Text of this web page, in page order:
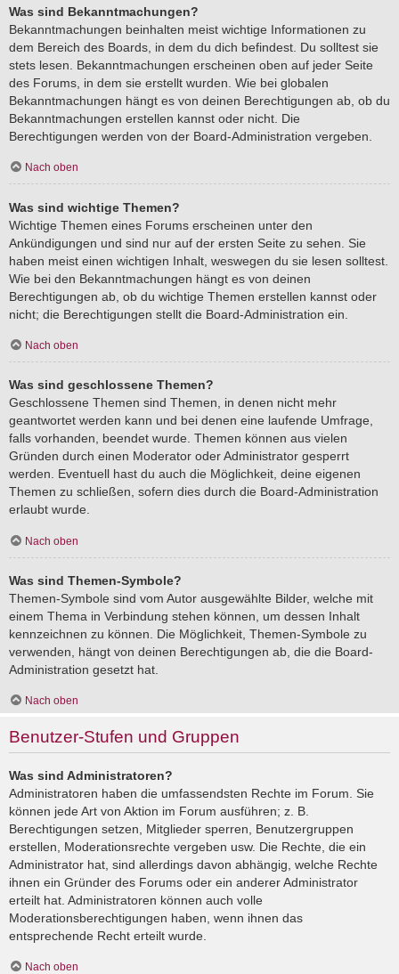
Was sind Bekanntmachungen?
Bekanntmachungen beinhalten meist wichtige Informationen zu
dem Bereich des Boards, in dem du dich befindest. Du solltest sie
stets lesen. Bekanntmachungen erscheinen oben auf jeder Seite
des Forums, in dem sie erstellt wurden. Wie bei globalen
Bekanntmachungen hängt es von deinen Berechtigungen ab, ob du
Bekanntmachungen erstellen kannst oder nicht. Die
Berechtigungen werden von der Board-Administration vergeben.
Nach oben
Was sind wichtige Themen?
Wichtige Themen eines Forums erscheinen unter den
Ankündigungen und sind nur auf der ersten Seite zu sehen. Sie
haben meist einen wichtigen Inhalt, weswegen du sie lesen solltest.
Wie bei den Bekanntmachungen hängt es von deinen
Berechtigungen ab, ob du wichtige Themen erstellen kannst oder
nicht; die Berechtigungen stellt die Board-Administration ein.
Nach oben
Was sind geschlossene Themen?
Geschlossene Themen sind Themen, in denen nicht mehr
geantwortet werden kann und bei denen eine laufende Umfrage,
falls vorhanden, beendet wurde. Themen können aus vielen
Gründen durch einen Moderator oder Administrator gesperrt
werden. Eventuell hast du auch die Möglichkeit, deine eigenen
Themen zu schließen, sofern dies durch die Board-Administration
erlaubt wurde.
Nach oben
Was sind Themen-Symbole?
Themen-Symbole sind vom Autor ausgewählte Bilder, welche mit
einem Thema in Verbindung stehen können, um dessen Inhalt
kennzeichnen zu können. Die Möglichkeit, Themen-Symbole zu
verwenden, hängt von deinen Berechtigungen ab, die die Board-
Administration gesetzt hat.
Nach oben
Benutzer-Stufen und Gruppen
Was sind Administratoren?
Administratoren haben die umfassendsten Rechte im Forum. Sie
können jede Art von Aktion im Forum ausführen; z. B.
Berechtigungen setzen, Mitglieder sperren, Benutzergruppen
erstellen, Moderationsrechte vergeben usw. Die Rechte, die ein
Administrator hat, sind allerdings davon abhängig, welche Rechte
ihnen ein Gründer des Forums oder ein anderer Administrator
erteilt hat. Administratoren können auch volle
Moderationsberechtigungen haben, wenn ihnen das
entsprechende Recht erteilt wurde.
Nach oben